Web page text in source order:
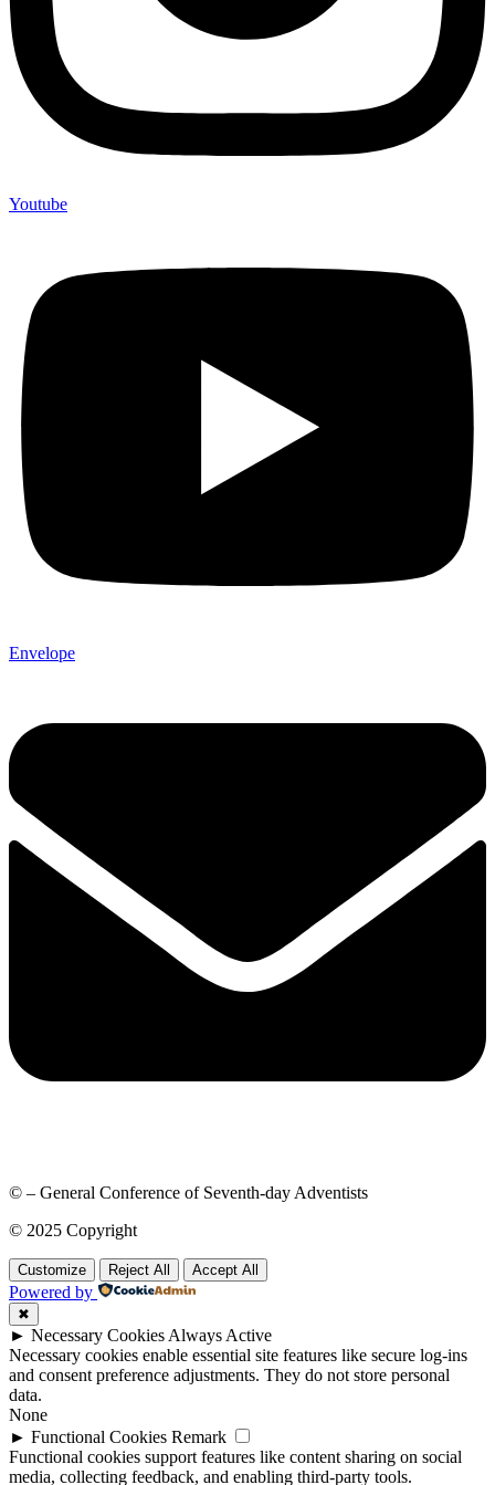
Youtube
Envelope
© – General Conference of Seventh-day Adventists
© 2025 Copyright
Customize Reject All Accept All
Powered by
✖
► Necessary Cookies Always Active
Necessary cookies enable essential site features like secure log-ins
and consent preference adjustments. They do not store personal
data.
None
► Functional Cookies Remark
Functional cookies support features like content sharing on social
media, collecting feedback, and enabling third-party tools.